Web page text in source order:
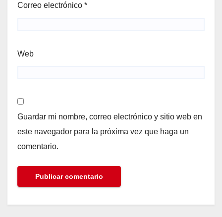
Correo electrónico *
Web
Guardar mi nombre, correo electrónico y sitio web en
este navegador para la próxima vez que haga un
comentario.